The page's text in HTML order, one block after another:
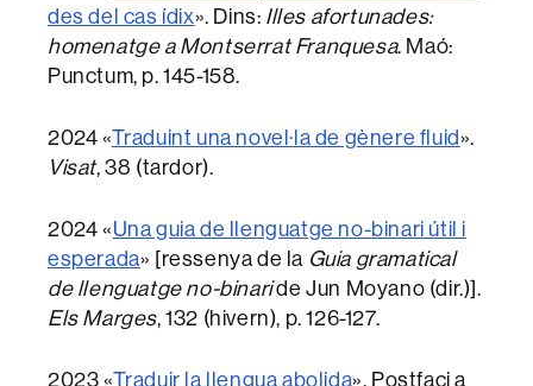
des del cas ídix». Dins: Illes afortunades:
homenatge a Montserrat Franquesa. Maó:
Punctum, p. 145-158.
2024 «Traduint una novel·la de gènere fluid».
Visat, 38 (tardor).
2024 «Una guia de llenguatge no-binari útil i
esperada» [ressenya de la Guia gramatical
de llenguatge no-binaride Jun Moyano (dir.)].
Els Marges, 132 (hivern), p. 126-127.
2023 «Traduir la llengua abolida». Postfaci a